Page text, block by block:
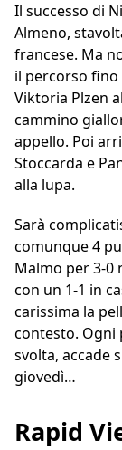
Il successo di
Almeno,
francese. Ma
il percorso
Viktoria Plzen
cammino
appello. Poi
Stoccarda e
alla lupa.
Sarà
comunque 4
Malmo per 3-0
con un 1-1 in
carissima la
contesto. Ogni
svolta, accade
giovedì…
Rapid